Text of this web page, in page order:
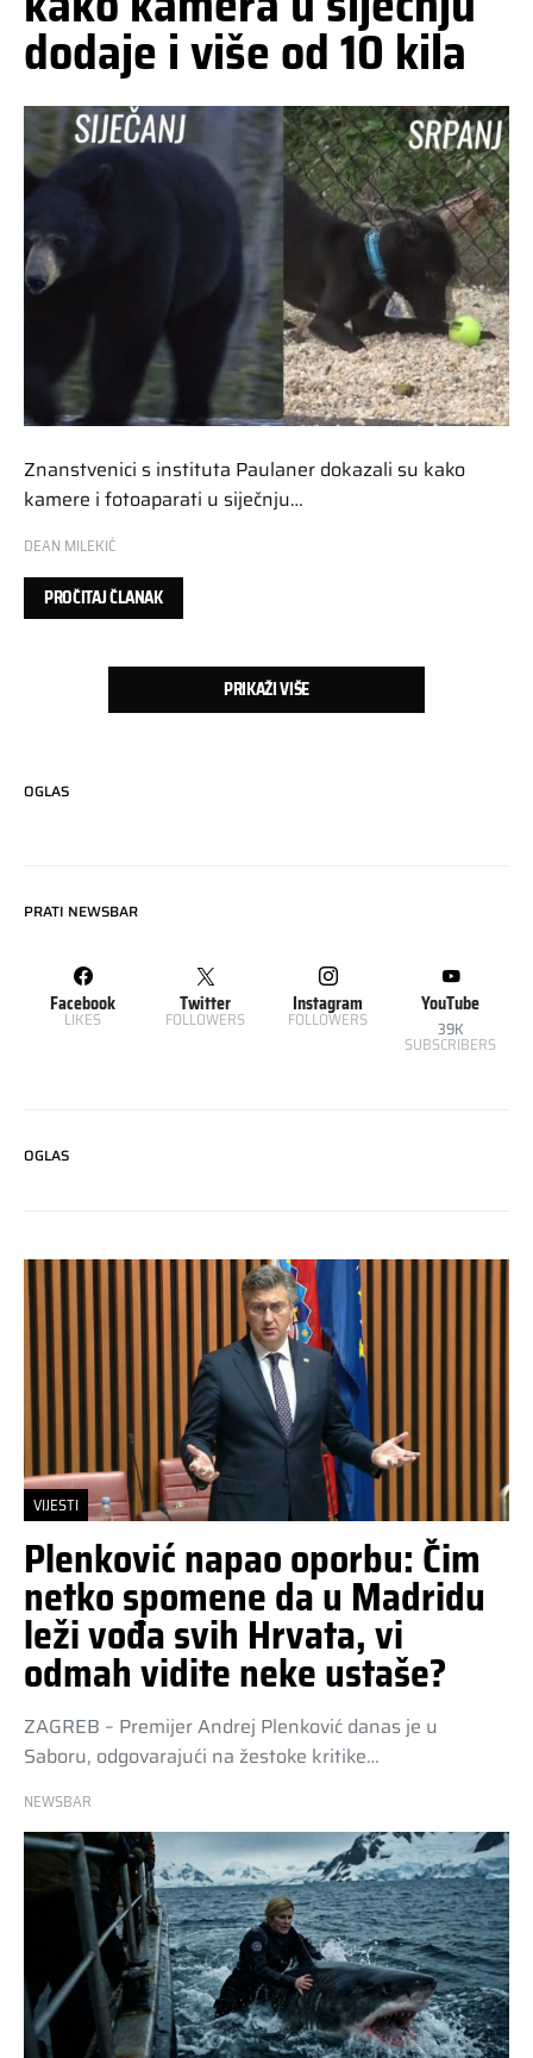
dodaje i više od 10 kila
Znanstvenici s instituta Paulaner dokazali su kako
kamere i fotoaparati u siječnju…
DEAN MILEKIĆ
PROČITAJ ČLANAK
PRIKAŽI VIŠE
OGLAS
PRATI NEWSBAR
Facebook
LIKES
Twitter
FOLLOWERS
Instagram
FOLLOWERS
YouTube
39K
SUBSCRIBERS
OGLAS
VIJESTI
Plenković napao oporbu: Čim
netko spomene da u Madridu
leži vođa svih Hrvata, vi
odmah vidite neke ustaše?
ZAGREB – Premijer Andrej Plenković danas je u
Saboru, odgovarajući na žestoke kritike…
NEWSBAR